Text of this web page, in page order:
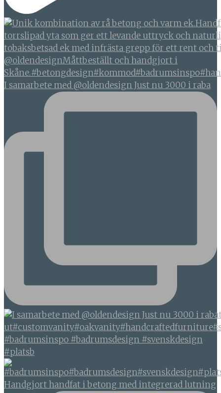
I samarbete med @oldendesign Just nu 3000 i raba
#badrumsinspo #badrumsdesign #svenskdesign
#platsb
Handgjort handfat i betong med integrerad lutning